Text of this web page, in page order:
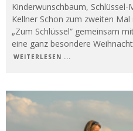
Kinderwunschbaum,
Kellner Schon zum zweiten
„Zum Schlüssel“ gemeinsam
eine ganz besondere
WEITERLESEN ...